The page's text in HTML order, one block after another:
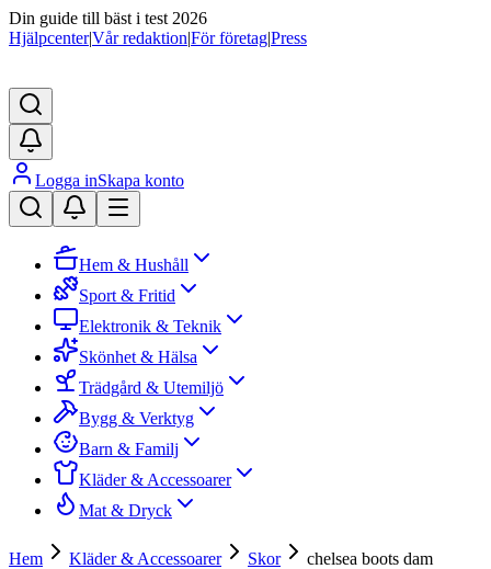
Din guide till bäst i test 2026
Hjälpcenter|Vår redaktion|För företag|Press
Logga inSkapa konto
Hem & Hushåll
Sport & Fritid
Elektronik & Teknik
Skönhet & Hälsa
Trädgård & Utemiljö
Bygg & Verktyg
Barn & Familj
Kläder & Accessoarer
Mat & Dryck
Hem Kläder & Accessoarer Skor chelsea boots dam